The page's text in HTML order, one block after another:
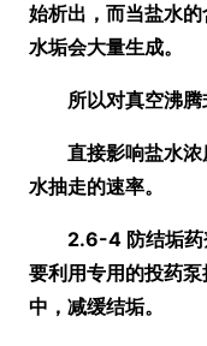
始析出，而当盐水
水垢会大量生成。
所以对真空沸
直接影响盐水
水抽走的速率。
2.6-4 防结垢药
要利用专用的投药
中，减缓结垢。